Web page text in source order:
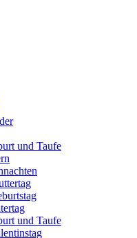
und Taufe
und Taufe